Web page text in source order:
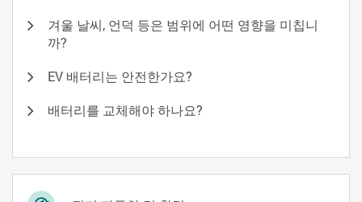
겨울 날씨, 언덕 등은 범위에 어떤 영향을 미칩니
까?
EV 배터리는 안전한가요?
배터리를 교체해야 하나요?